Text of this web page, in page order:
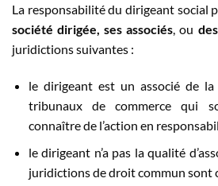
La responsabilité du dirigeant social
société dirigée, ses associés , ou
juridictions suivantes :
le dirigeant est un associé de
tribunaux de commerce qui
connaître de l’action en
le dirigeant n’a pas la qualité
juridictions de droit commun sont